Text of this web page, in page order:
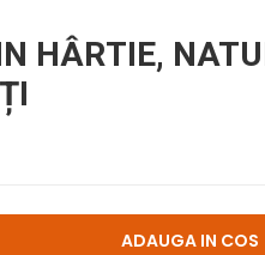
HÂRTIE,
ADAUGA IN COS